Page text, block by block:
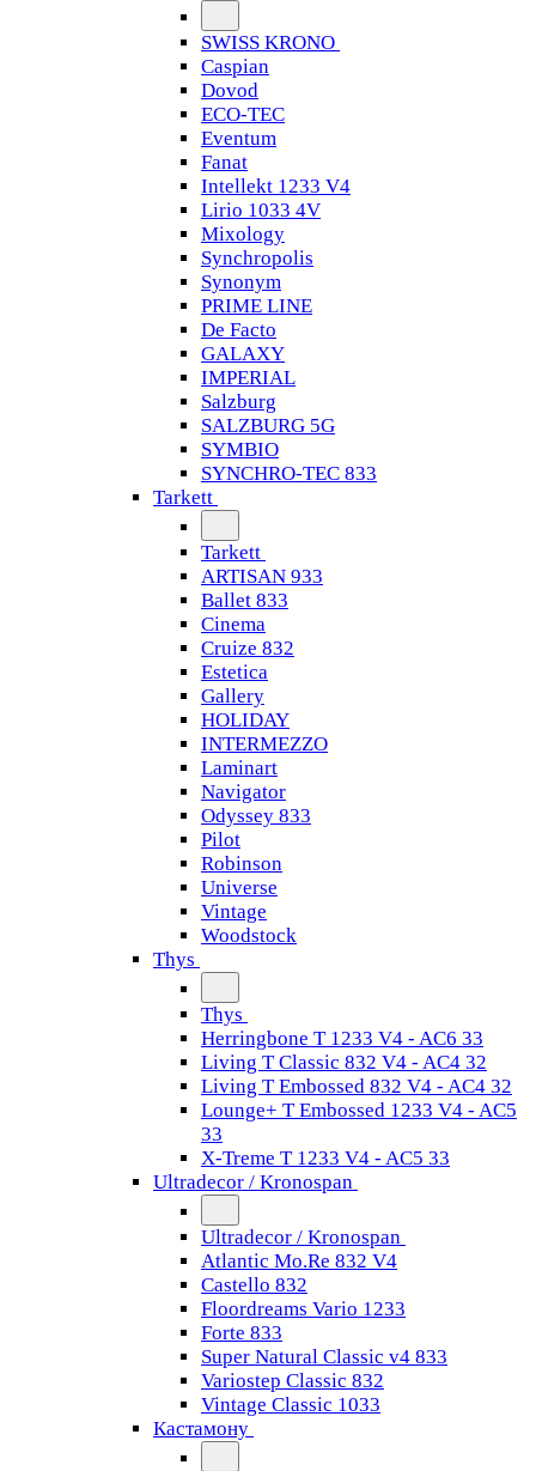
SWISS KRONO
Caspian
Dovod
ECO-TEC
Eventum
Fanat
Intellekt 1233 V4
Lirio 1033 4V
Mixology
Synchropolis
Synonym
PRIME LINE
De Facto
GALAXY
IMPERIAL
Salzburg
SALZBURG 5G
SYMBIO
SYNCHRO-TEC 833
Tarkett
Tarkett
ARTISAN 933
Ballet 833
Cinema
Cruize 832
Estetica
Gallery
HOLIDAY
INTERMEZZO
Laminart
Navigator
Odyssey 833
Pilot
Robinson
Universe
Vintage
Woodstock
Thys
Thys
Herringbone T 1233 V4 - AC6 33
Living T Classic 832 V4 - AC4 32
Living T Embossed 832 V4 - AC4 32
Lounge+ T Embossed 1233 V4 - AC5
33
X-Treme T 1233 V4 - AC5 33
Ultradecor / Kronospan
Ultradecor / Kronospan
Atlantic Mo.Re 832 V4
Castello 832
Floordreams Vario 1233
Forte 833
Super Natural Classic v4 833
Variostep Classic 832
Vintage Classic 1033
Кастамону